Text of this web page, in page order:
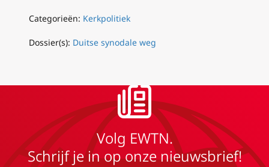
Categorieën: Kerkpolitiek
Dossier(s): Duitse synodale weg
Volg EWTN.
Schrijf je in op onze nieuwsbrief!